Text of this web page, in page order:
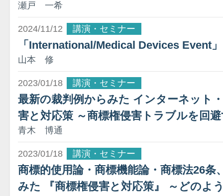
瀬戸 一希
2024/11/12 講演・セミナー
「International/Medical Devices Event」
山本 修
2023/01/18 講演・セミナー
最新の裁判例からみた インターネット
害と対応策 ～商標権侵害トラブルを回
青木 博通
2023/01/18 講演・セミナー
商標的使用論・商標機能論・商標法26条
みた 『商標権侵害と対応策』 ～どのよ